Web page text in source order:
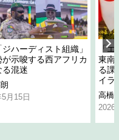
ハーディスト組織」
が示唆する西アフリカ
る混迷
月15日
「
東南
る課
イラ
高橋
2026